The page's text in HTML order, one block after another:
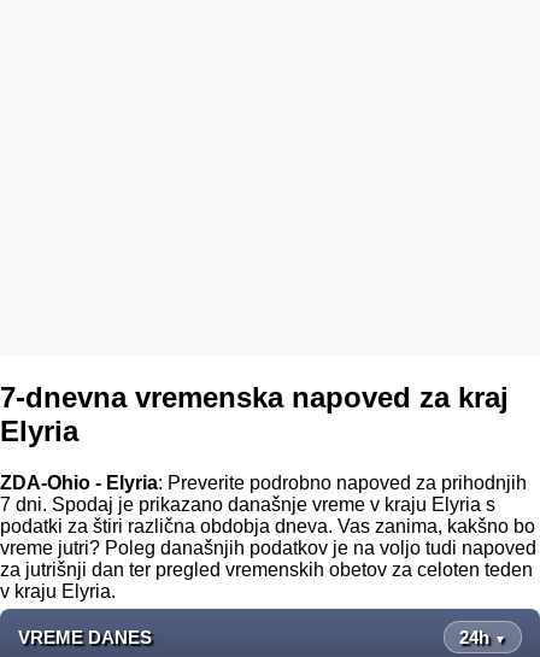
7-dnevna vremenska napoved za kraj
Elyria
ZDA-Ohio - Elyria: Preverite podrobno napoved za prihodnjih
7 dni. Spodaj je prikazano današnje vreme v kraju Elyria s
podatki za štiri različna obdobja dneva. Vas zanima, kakšno bo
vreme jutri? Poleg današnjih podatkov je na voljo tudi napoved
za jutrišnji dan ter pregled vremenskih obetov za celoten teden
v kraju Elyria.
VREME DANES 24h ▼